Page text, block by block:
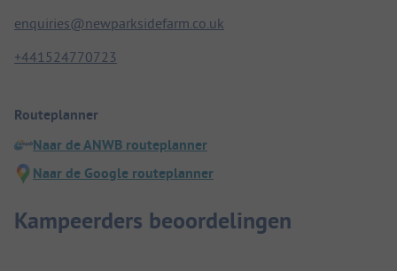
enquiries@newparksidefarm.co.uk
+441524770723
Routeplanner
Naar de ANWB routeplanner
Naar de Google routeplanner
Kampeerders beoordelingen